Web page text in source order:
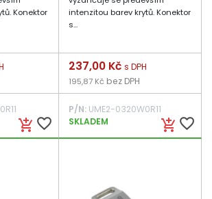
Konektor
add_shopping_cart favorite_border
intenzitou barev krytů. Konektor
s...
add_shopping_cart favorite_border
Cena
237,00 Kč s DPH
195,87 Kč bez DPH
P/N:UME2-0320W0R11
SKLADEM